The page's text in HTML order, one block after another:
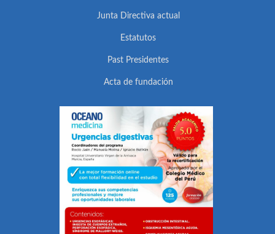
Junta Directiva actual
Estatutos
Past Presidentes
Acta de fundación